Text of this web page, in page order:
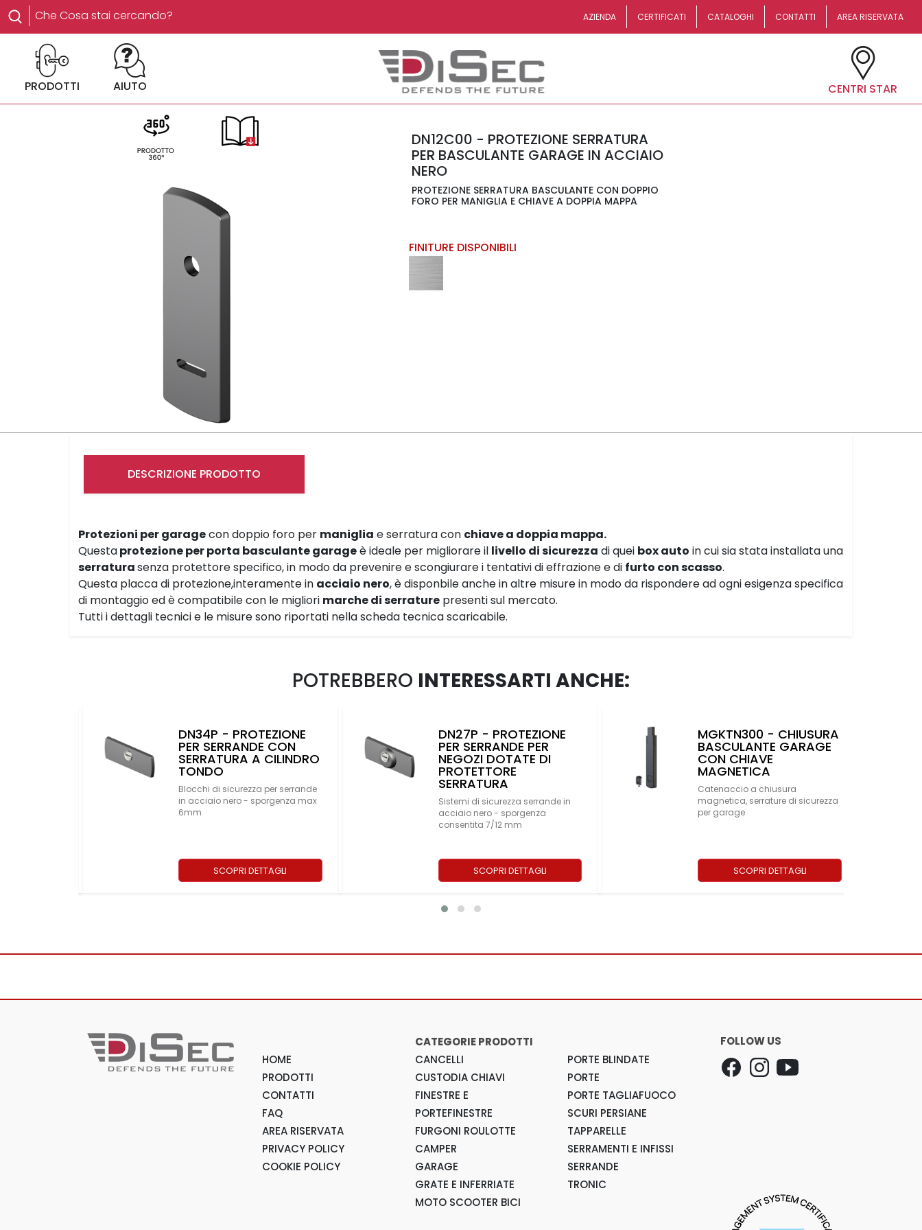
AZIENDA CERTIFICATI CATALOGHI CONTATTI AREA RISERVATA
PRODOTTI AIUTO CENTRI STAR
DN12C00 - PROTEZIONE SERRATURA
PER BASCULANTE GARAGE IN ACCIAIO
NERO
PROTEZIONE SERRATURA BASCULANTE CON DOPPIO
FORO PER MANIGLIA E CHIAVE A DOPPIA MAPPA
FINITURE DISPONIBILI
DESCRIZIONE PRODOTTO
Protezioni per garagecon doppio foro per maniglia e serratura con chiave a doppia mappa.
Questaprotezione per porta basculante garageè ideale per migliorare il livello di sicurezza di quei box auto in cui sia stata installata una
serraturasenza protettore specifico, in modo da prevenire e scongiurare i tentativi di effrazione e di furto con scasso.
Questa placca di protezione,interamente in acciaio nero, è disponbile anche in altre misure in modo da rispondere ad ogni esigenza specifica
di montaggio ed è compatibile con le migliori marche di serrature presenti sul mercato.
Tutti i dettagli tecnici e le misure sono riportati nella scheda tecnica scaricabile.
POTREBBERO INTERESSARTI ANCHE:
DN34P - PROTEZIONE
PER SERRANDE CON
SERRATURA A CILINDRO
TONDO
Blocchi di sicurezza per serrande
in acciaio nero - sporgenza max
6mm
SCOPRI DETTAGLI
DN27P - PROTEZIONE
PER SERRANDE PER
NEGOZI DOTATE DI
PROTETTORE
SERRATURA
Sistemi di sicurezza serrande in
acciaio nero - sporgenza
consentita 7/12 mm
SCOPRI DETTAGLI
MGKTN300 - CHIUSURA
BASCULANTE GARAGE
CON CHIAVE
MAGNETICA
Catenaccio a chiusura
magnetica, serrature di sicurezza
per garage
SCOPRI DETTAGLI
HOME
PRODOTTI
CONTATTI
FAQ
AREA RISERVATA
PRIVACY POLICY
COOKIE POLICY
CATEGORIE PRODOTTI
CANCELLI
CUSTODIA CHIAVI
FINESTRE E
PORTEFINESTRE
FURGONI ROULOTTE
CAMPER
GARAGE
GRATE E INFERRIATE
MOTO SCOOTER BICI
PORTE BLINDATE
PORTE
PORTE TAGLIAFUOCO
SCURI PERSIANE
TAPPARELLE
SERRAMENTI E INFISSI
SERRANDE
TRONIC
FOLLOW US